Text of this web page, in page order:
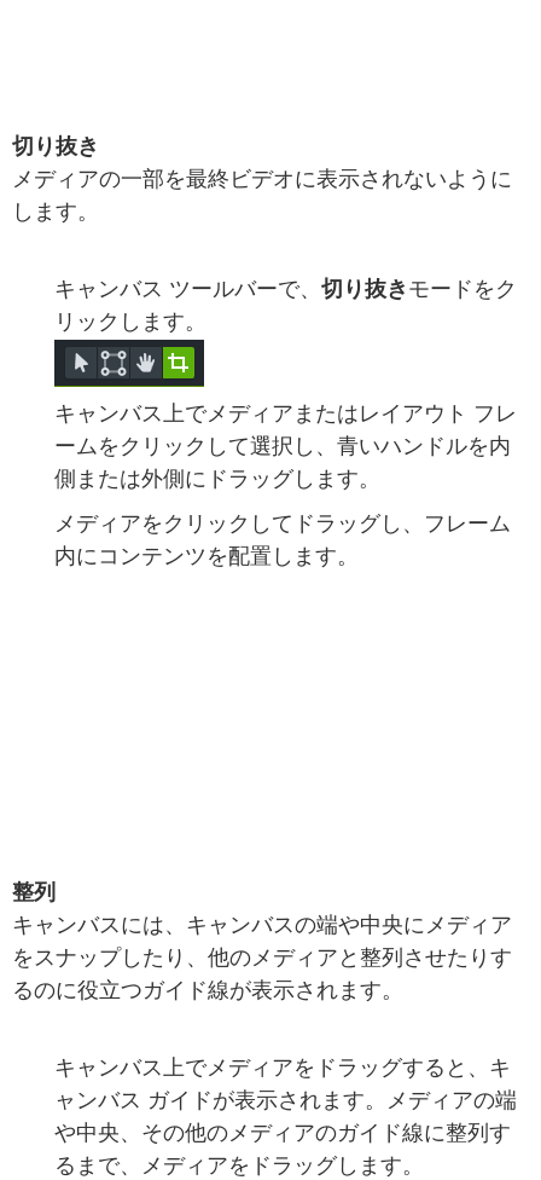
切り抜き
メディアの一部を最終ビデオに表示されないように
します。
キャンバス ツールバーで、 切り抜き モードをク
リックします。
キャンバス上でメディアまたはレイアウト フレ
ームをクリックして選択し、青いハンドルを内
側または外側にドラッグします。
メディアをクリックしてドラッグし、フレーム
内にコンテンツを配置します。
整列
キャンバスには、キャンバスの端や中央にメディア
をスナップしたり、他のメディアと整列させたりす
るのに役立つガイド線が表示されます。
キャンバス上でメディアをドラッグすると、キ
ャンバス ガイドが表示されます。メディアの端
や中央、その他のメディアのガイド線に整列す
るまで、メディアをドラッグします。